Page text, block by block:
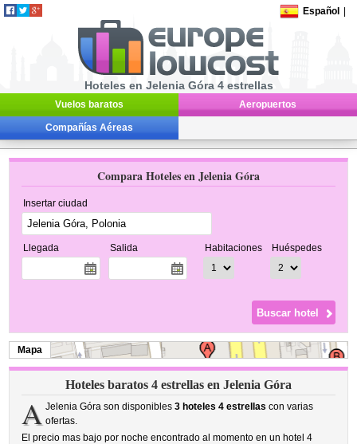
Español
Hoteles en Jelenia Góra 4 estrellas
Vuelos baratos Aeropuertos
Compañías Aéreas
Compara Hoteles en Jelenia Góra
Insertar ciudad
Llegada Salida Habitaciones Huéspedes
Mapa
Hoteles baratos 4 estrellas en Jelenia Góra
A Jelenia Góra son disponibles 3 hoteles 4 estrellas con varias
ofertas.
El precio mas bajo por noche encontrado al momento en un hotel 4